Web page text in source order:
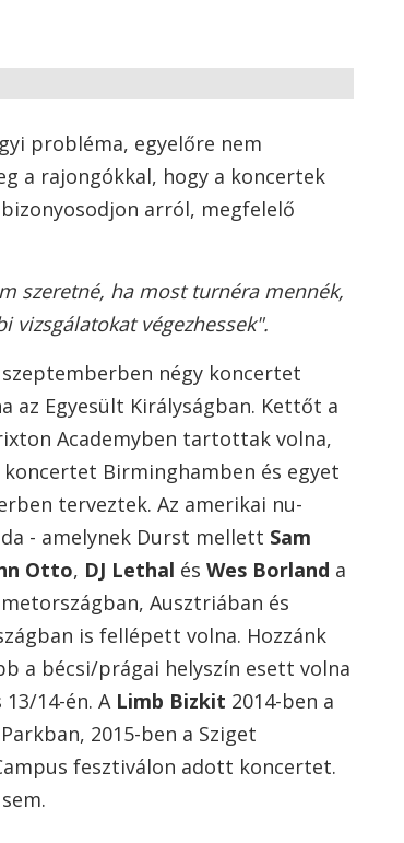
probléma, egyelőre nem
a rajongókkal, hogy a koncertek
arról, megfelelő
szeretné, ha most turnéra mennék,
vizsgálatokat végezhessek".
szeptemberben négy koncertet
az Egyesült Királyságban. Kettőt a
Academyben tartottak volna,
koncertet Birminghamben és egyet
terveztek. Az amerikai nu-
- amelynek Durst mellett Sam
Otto, DJ Lethal és Wes Borland a
Ausztriában és
is fellépett volna. Hozzánk
a bécsi/prágai helyszín esett volna
14-én. A Limb Bizkit 2014-ben a
2015-ben a Sziget
fesztiválon adott koncertet.